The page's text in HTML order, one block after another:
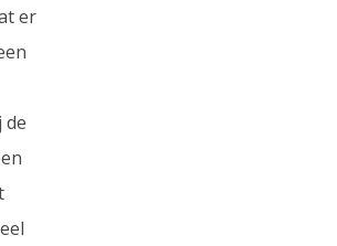
er
de